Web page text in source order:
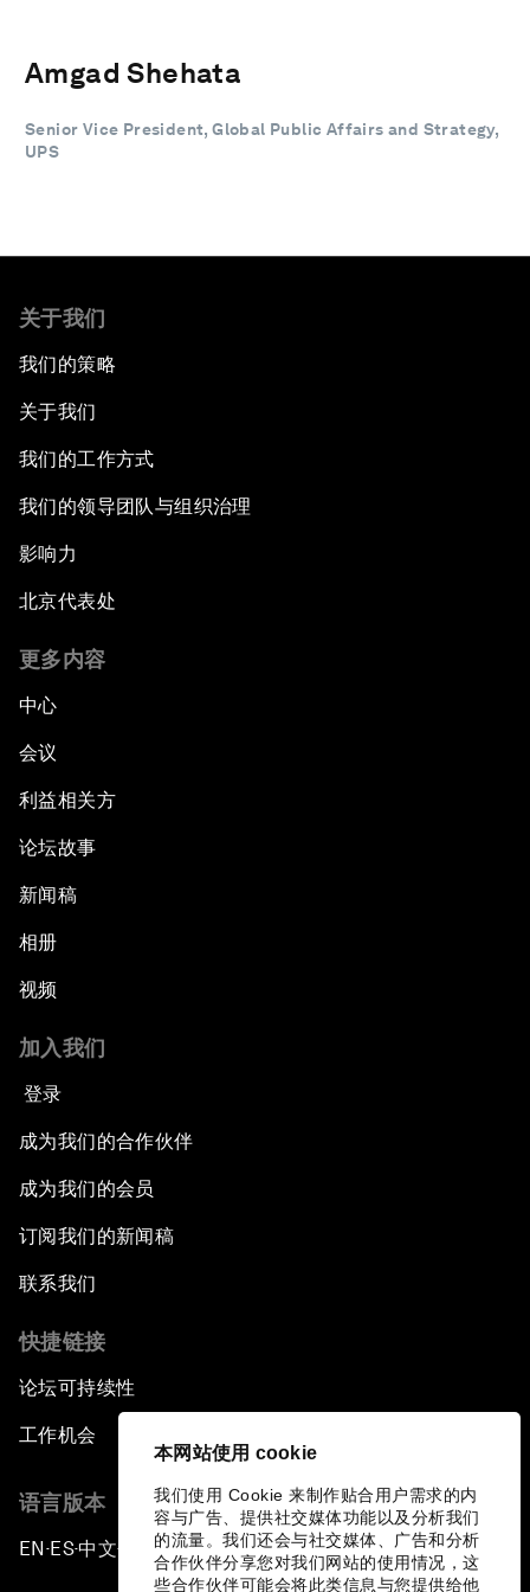
本网站使用 cookie
我们使用 Cookie 来制作贴合用户需求的内
容与广告、提供社交媒体功能以及分析我们
的流量。我们还会与社交媒体、广告和分析
合作伙伴分享您对我们网站的使用情况，这
些合作伙伴可能会将此类信息与您提供给他
Amgad Shehata
Senior Vice President, Global Public Affairs and Strategy,
UPS
关于我们
我们的策略
关于我们
我们的工作方式
我们的领导团队与组织治理
影响力
北京代表处
更多内容
中心
会议
利益相关方
论坛故事
新闻稿
相册
视频
加入我们
登录
成为我们的合作伙伴
成为我们的会员
订阅我们的新闻稿
联系我们
快捷链接
论坛可持续性
工作机会
语言版本
EN ▪ES▪中文▪ 日本語